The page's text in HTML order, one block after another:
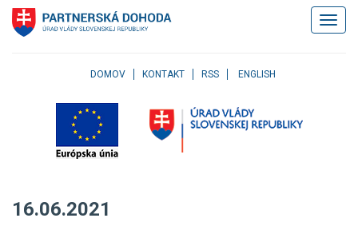
Klávesové
skratky
Skočiť
menu
DOMOV KONTAKT RSS ENGLISH
16.06.2021